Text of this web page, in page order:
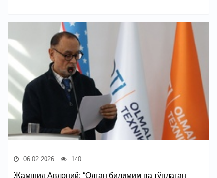
06.02.2026 140
Жамшид Авлоний: “Олган билимим ва тўплаган